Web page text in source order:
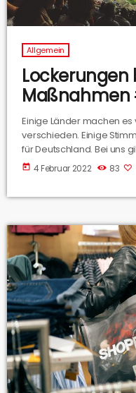
Allgemein
Lockerungen
Maßnahmen
Einige Länder machen
verschieden. Einige
für Deutschland. Bei uns
von 500 Zuschauern.
today 4 Februar 2022 83